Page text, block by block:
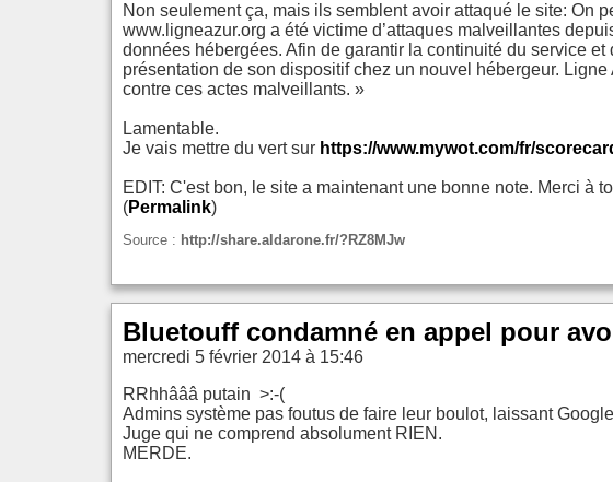
Non seulement ça, mais ils semblent avoir attaqué le site: On
www.ligneazur.org a été victime d’attaques malveillantes
données hébergées. Afin de garantir la continuité du service
présentation de son dispositif chez un nouvel hébergeur.
contre ces actes malveillants. »
Lamentable.
Je vais mettre du vert sur https://www.mywot.com/fr/
EDIT: C'est bon, le site a maintenant une bonne note. Merci à
(Permalink)
Source : http://share.aldarone.fr/?RZ8MJw
Bluetouff condamné en appel pour
mercredi 5 février 2014 à 15:46
RRhhâââ putain >:-(
Admins système pas foutus de faire leur boulot, laissant
Juge qui ne comprend absolument RIEN.
MERDE.